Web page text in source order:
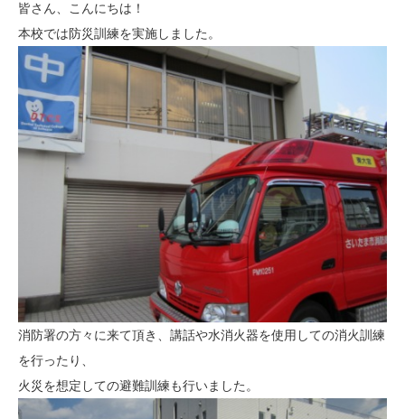
皆さん、こんにちは！
本校では防災訓練を実施しました。
消防署の方々に来て頂き、講話や水消火器を使用しての消火訓練
を行ったり、
火災を想定しての避難訓練も行いました。